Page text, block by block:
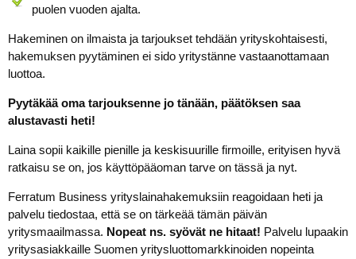
puolen vuoden ajalta.
Hakeminen on ilmaista ja tarjoukset tehdään yrityskohtaisesti,
hakemuksen pyytäminen ei sido yritystänne vastaanottamaan
luottoa.
Pyytäkää oma tarjouksenne jo tänään, päätöksen saa
alustavasti heti!
Laina sopii kaikille pienille ja keskisuurille firmoille, erityisen hyvä
ratkaisu se on, jos käyttöpääoman tarve on tässä ja nyt.
Ferratum Business yrityslainahakemuksiin reagoidaan heti ja
palvelu tiedostaa, että se on tärkeää tämän päivän
yritysmaailmassa. Nopeat ns. syövät ne hitaat! Palvelu lupaakin
yritysasiakkaille Suomen yritysluottomarkkinoiden nopeinta